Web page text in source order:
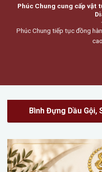
Phúc Chung cung cấp vật
Phúc Chung tiếp tục đồng
Bình Đựng Dầu Gội,